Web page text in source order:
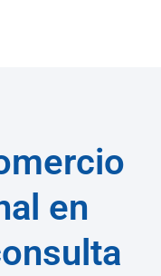
en